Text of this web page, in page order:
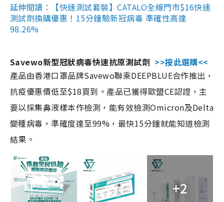
延伸閱讀：【快速測試套裝】CATALO全線門市$16快速
測試劑換購優惠！15分鐘驗新冠病毒 準確性高達
98.26%
Savewo新型冠狀病毒快速抗原測試劑 >>按此選購<<
產品由香港口罩品牌Savewo聯乘DEEPBLUE合作推出，
抗疫優惠價低至$18買到。產品已獲得歐盟CE認證，主
要以採集鼻液樣本作檢測，能有效檢測Omicron及Delta
變種病毒，準確度達至99%，最快15分鐘就能知道檢測
結果。
+2